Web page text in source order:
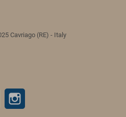
Cavriago (RE) - Italy
Pinterest